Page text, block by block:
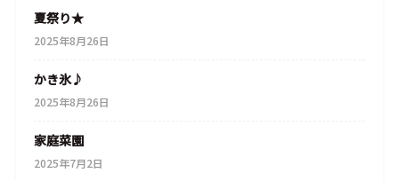
夏祭り★
2025年8月26日
かき氷♪
2025年8月26日
家庭菜園
2025年7月2日